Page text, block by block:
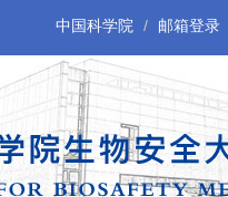
中国科学院 邮箱登录